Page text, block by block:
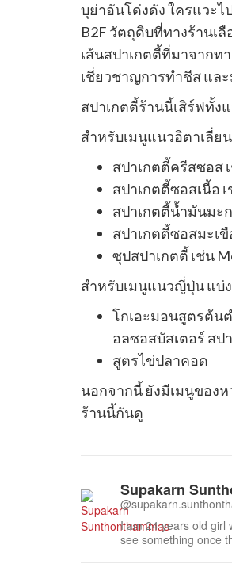
บุย่าอันโด่งดัง ใครแวะ
B2F วัตถุดิบที่ทางร้านเ
เส้นสปาเกตตี้ที่มาจาก
เชี่ยวชาญการทำชีส แล
สปาเกตตี้ร้านนี้เสิร์ฟทั้
สำหรับเมนูแนวอิตาเลี่ย
สปาเกตตี้ครีสซอส เ
สปาเกตตี้ซอสเนื้อ
สปาเกตตี้น้ำมันมะ
สปาเกตตี้ซอสมะเขื
ซุปสปาเกตตี้ เช่น
สำหรับเมนูแนวญี่ปุ่น แบ่ง
โกเอะมอนสูตรต้นต
อลซอสบัสเตอร์ สป
สูตรไข่ปลาคอด
นอกจากนี้ ยังมีเมนูของ
ร้านนี้กันดู
Supakarn
I am 24 years old girl
see something once